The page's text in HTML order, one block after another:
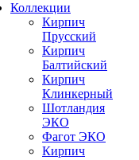
Коллекции
Кирпич
Прусский
Кирпич
Балтийский
Кирпич
Клинкерный
Шотландия
ЭКО
Фагот ЭКО
Кирпич